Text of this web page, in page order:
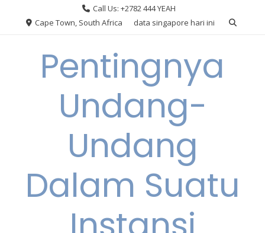
Call Us: +2782 444 YEAH
Cape Town, South Africa
data singapore hari ini
Pentingnya
Undang-
Undang
Dalam Suatu